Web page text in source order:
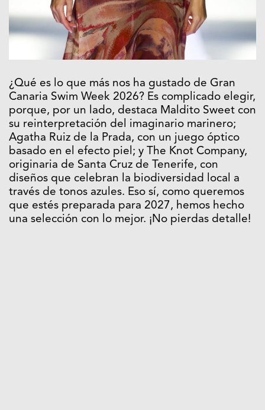
¿Qué es lo que más nos ha gustado de Gran
Canaria Swim Week 2026? Es complicado elegir,
porque, por un lado, destaca Maldito Sweet con
su reinterpretación del imaginario marinero;
Agatha Ruiz de la Prada, con un juego óptico
basado en el efecto piel; y The Knot Company,
originaria de Santa Cruz de Tenerife, con
diseños que celebran la biodiversidad local a
través de tonos azules. Eso sí, como queremos
que estés preparada para 2027, hemos hecho
una selección con lo mejor. ¡No pierdas detalle!